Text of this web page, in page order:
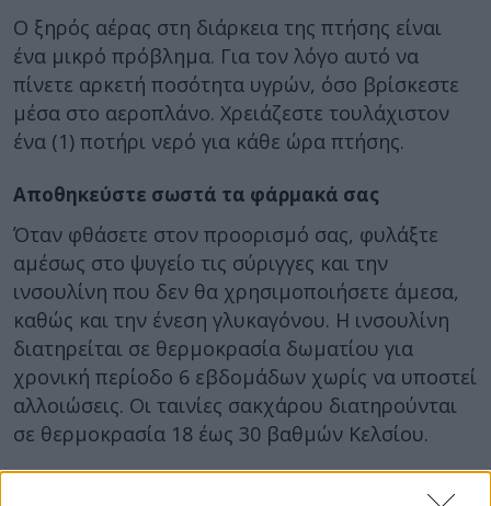
Ο ξηρός αέρας στη διάρκεια της πτήσης είναι
ένα μικρό πρόβλημα. Για τον λόγο αυτό να
πίνετε αρκετή ποσότητα υγρών, όσο βρίσκεστε
μέσα στο αεροπλάνο. Χρειάζεστε τουλάχιστον
ένα (1) ποτήρι νερό για κάθε ώρα πτήσης.
Αποθηκεύστε σωστά τα φάρμακά σας
Όταν φθάσετε στον προορισμό σας, φυλάξτε
αμέσως στο ψυγείο τις σύριγγες και την
ινσουλίνη που δεν θα χρησιμοποιήσετε άμεσα,
καθώς και την ένεση γλυκαγόνου. Η ινσουλίνη
διατηρείται σε θερμοκρασία δωματίου για
χρονική περίοδο 6 εβδομάδων χωρίς να υποστεί
αλλοιώσεις. Οι ταινίες σακχάρου διατηρούνται
σε θερμοκρασία 18 έως 30 βαθμών Κελσίου.